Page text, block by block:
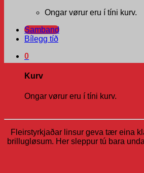
Ongar vørur eru í tíni kurv.
Samband
Bílegg tíð
0
Kurv
Ongar vørur eru í tíni kurv.
Fleirstyrkjaðar linsur geva tær eina
brillugløsum. Her sleppur tú bara